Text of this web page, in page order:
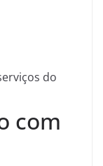
do
com